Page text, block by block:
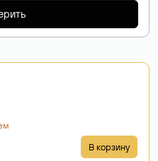
В корзину